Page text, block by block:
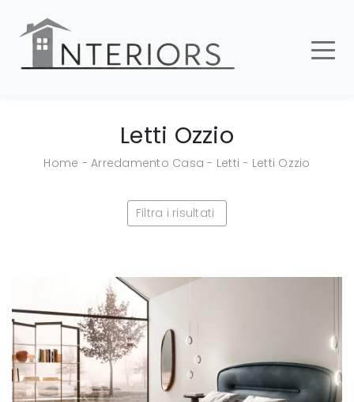
Letti Ozzio
Home -Arredamento Casa - Letti - Letti Ozzio
Filtra i risultati